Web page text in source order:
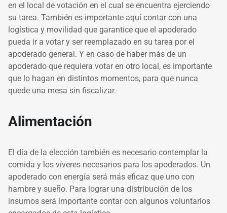
en el local de votación en el cual se encuentra ejerciendo
su tarea. También es importante aquí contar con una
logística y movilidad que garantice que el apoderado
pueda ir a votar y ser reemplazado en su tarea por el
apoderado general. Y en caso de haber más de un
apoderado que requiera votar en otro local, es importante
que lo hagan en distintos momentos, para que nunca
quede una mesa sin fiscalizar.
Alimentación
El día de la elección también es necesario contemplar la
comida y los víveres necesarios para los apoderados. Un
apoderado con energía será más eficaz que uno con
hambre y sueño. Para lograr una distribución de los
insumos será importante contar con algunos voluntarios